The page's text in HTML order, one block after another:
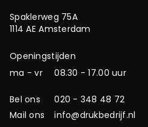
Spaklerweg 75A
1114 AE Amsterdam
Openingstijden
ma - vr
08.30 - 17.00 uur
Bel ons
020 - 348 48 72
Mail ons
info@drukbedrijf.nl